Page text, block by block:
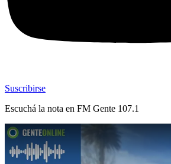
Suscribirse
Escuchá la nota en FM Gente 107.1